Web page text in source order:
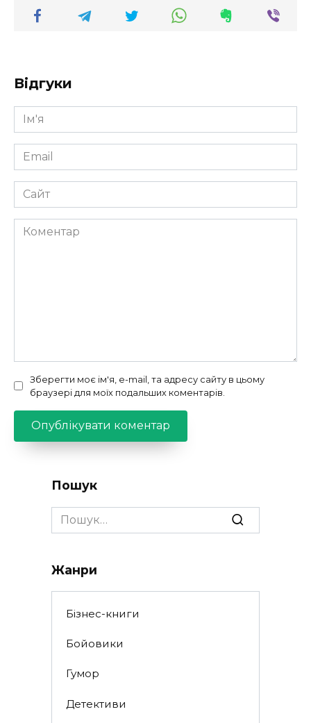
Відгуки
Ім'я
*
Email
*
Сайт
Коментар
Зберегти моє ім'я, e-mail, та адресу сайту в цьому
браузері для моїх подальших коментарів.
Пошук
Search
for:
Жанри
Бізнес-книги
Бойовики
Гумор
Детективи